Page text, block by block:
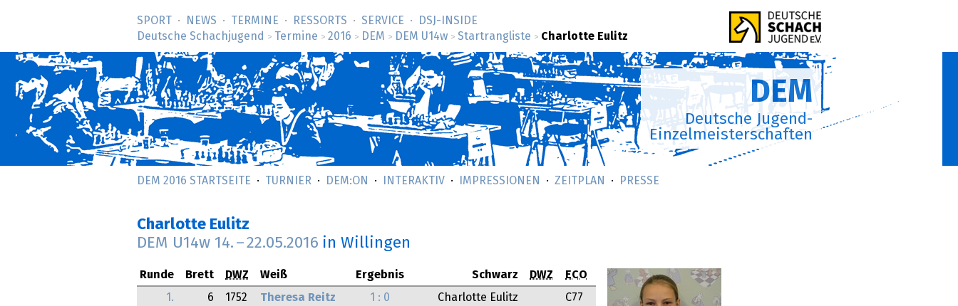
SPORT NEWS TERMINE RESSORTS SERVICE
DSJ-­INSIDE
Deutsche Schachjugend
> Termine > 2016 > DEM > DEM U14w > Startrangliste > Charlotte Eulitz
DEM
Deutsche Jugend-
Einzelmeisterschaften
DEM 2016 STARTSEITE TURNIER DEM:ON INTERAKTIV IMPRESSIONEN ZEITPLAN PRESSE
Charlotte Eulitz
DEM U14w 14. –22.05.2016 in Willingen
Runde Brett DWZ Weiß Ergebnis Schwarz DWZ
ECO
1.
6 1752 Theresa Reitz 1 : 0 Charlotte Eulitz
C77